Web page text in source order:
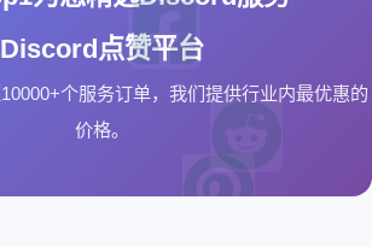
Discord点赞平台
个服务订单，我们提供行业内最优惠的
价格。